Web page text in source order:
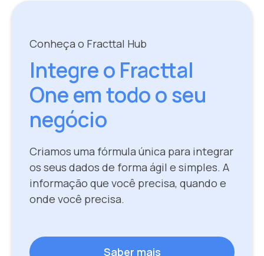
Conheça o Fracttal Hub
Integre o Fracttal
One em todo o seu
negócio
Criamos uma fórmula única para integrar
os seus dados de forma ágil e simples. A
informação que você precisa, quando e
onde você precisa.
Saber mais